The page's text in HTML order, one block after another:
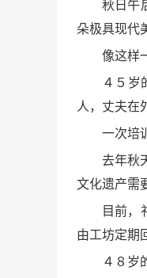
秋日午
朵极具现代
像这样
４５岁
人，丈夫在
一次培
去年秋
文化遗产需
目前，
由工坊定期
４８岁